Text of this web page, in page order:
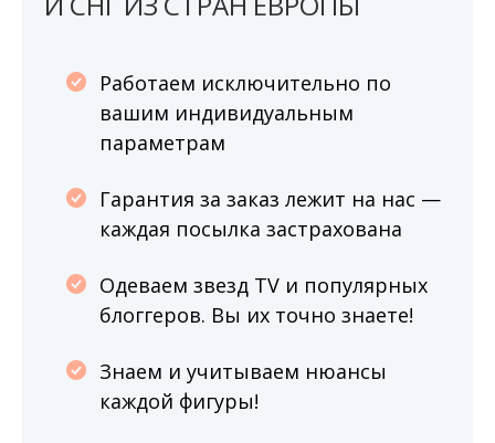
Работаем исключительно по
вашим индивидуальным
параметрам
Гарантия за заказ лежит на нас —
каждая посылка застрахована
Одеваем звезд TV и популярных
блоггеров. Вы их точно знаете!
Знаем и учитываем нюансы
каждой фигуры!